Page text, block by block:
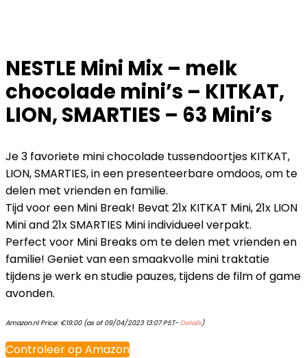
NESTLE Mini Mix – melk
chocolade mini’s – KITKAT,
LION, SMARTIES – 63 Mini’s
Je 3 favoriete mini chocolade tussendoortjes KITKAT,
LION, SMARTIES, in een presenteerbare omdoos, om te
delen met vrienden en familie.
Tijd voor een Mini Break! Bevat 21x KITKAT Mini, 21x LION
Mini and 21x SMARTIES Mini individueel verpakt.
Perfect voor Mini Breaks om te delen met vrienden en
familie! Geniet van een smaakvolle mini traktatie
tijdens je werk en studie pauzes, tijdens de film of game
avonden.
Amazon.nl Price: €19.00(as of 09/04/2023 13:07 PST- Details)
Controleer op Amazon